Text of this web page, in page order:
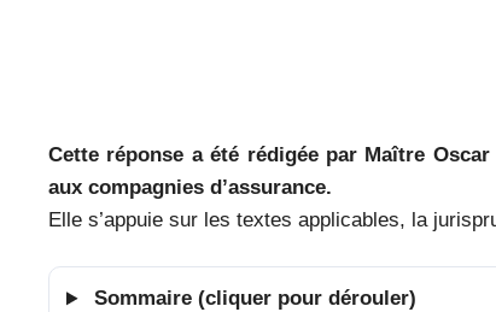
Cette réponse a été rédigée par Maître
aux compagnies d’assurance.
Elle s’appuie sur les textes applicables, la
Sommaire (cliquer pour dérouler)